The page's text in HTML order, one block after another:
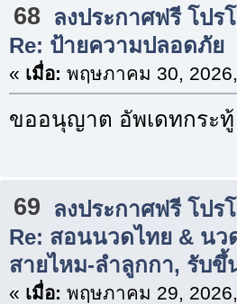
68 ลงประกาศฟรี โป
Re: ป้ายความปลอดภัย
« เมื่อ: พฤษภาคม 30,
ขออนุญาต อัพเดทกระทู้
69
ลงประกาศฟรี โป
Re: สอนนวดไทย & น
สายไหม-ลำลูกกา, รับขึ้
« เมื่อ: พฤษภาคม 29,